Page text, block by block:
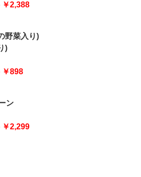
￥2,388
野菜入り)
)
￥898
ン
￥2,299